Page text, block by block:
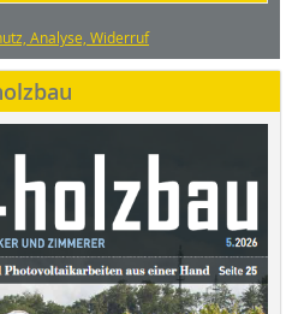
Analyse, Widerruf